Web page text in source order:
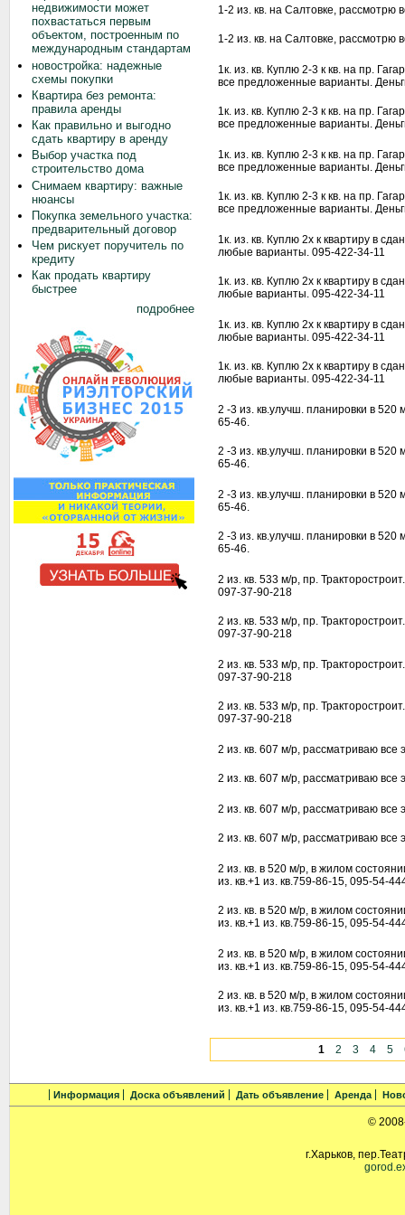
недвижимости может
похвастаться первым
объектом, построенным по
международным стандартам
новостройка: надежные
схемы покупки
Квартира без ремонта:
правила аренды
Как правильно и выгодно
сдать квартиру в аренду
Выбор участка под
строительство дома
Снимаем квартиру: важные
нюансы
Покупка земельного участка:
предварительный договор
Чем рискует поручитель по
кредиту
Как продать квартиру
быстрее
подробнее
1-2 из. кв. на Салтовке,
1-2 из. кв. на Салтовке,
1к. из. кв. Куплю 2-3 к кв. на пр.
все предложенные варианты.
1к. из. кв. Куплю 2-3 к кв. на пр.
все предложенные варианты.
1к. из. кв. Куплю 2-3 к кв. на пр.
все предложенные варианты.
1к. из. кв. Куплю 2-3 к кв. на пр.
все предложенные варианты.
1к. из. кв. Куплю 2х к квартиру в
любые варианты. 095-422-34-11
1к. из. кв. Куплю 2х к квартиру в
любые варианты. 095-422-34-11
1к. из. кв. Куплю 2х к квартиру в
любые варианты. 095-422-34-11
1к. из. кв. Куплю 2х к квартиру в
любые варианты. 095-422-34-11
2 -3 из. кв.улучш. планировки в 520
65-46.
2 -3 из. кв.улучш. планировки в 520
65-46.
2 -3 из. кв.улучш. планировки в 520
65-46.
2 -3 из. кв.улучш. планировки в 520
65-46.
2 из. кв. 533 м/р, пр.
097-37-90-218
2 из. кв. 533 м/р, пр.
097-37-90-218
2 из. кв. 533 м/р, пр.
097-37-90-218
2 из. кв. 533 м/р, пр.
097-37-90-218
2 из. кв. 607 м/р, рассматриваю
2 из. кв. 607 м/р, рассматриваю
2 из. кв. 607 м/р, рассматриваю
2 из. кв. 607 м/р, рассматриваю
2 из. кв. в 520 м/р, в жилом
из. кв.+1 из. кв.759-86-15, 095-54-
2 из. кв. в 520 м/р, в жилом
из. кв.+1 из. кв.759-86-15, 095-54-
2 из. кв. в 520 м/р, в жилом
из. кв.+1 из. кв.759-86-15, 095-54-
2 из. кв. в 520 м/р, в жилом
из. кв.+1 из. кв.759-86-15, 095-54-
1 2 3 4 5
Информация Доска объявлений Дать объявление Аренда
©
г.Харьков,